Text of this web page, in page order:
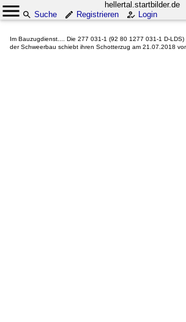
hellertal.startbilder.de
Suche
Registrieren Login
Im Bauzugdienst.... Die 277 031-1 (92 80 1277 031-1 D-
der Schweerbau schiebt ihren Schotterzug am 21.07.2018 von